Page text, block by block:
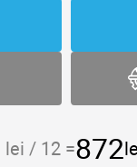
lei / 12 =872